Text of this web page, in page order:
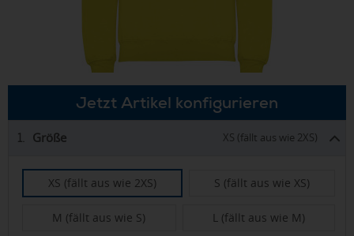
Jetzt Artikel konfigurieren
1. Größe XS (fällt aus wie 2XS)
XS (fällt aus wie 2XS) S (fällt aus wie XS)
M (fällt aus wie S) L (fällt aus wie M)